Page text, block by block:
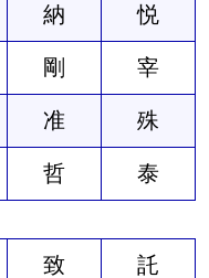
納 悦
剛 宰
准 殊
哲 泰
致 託